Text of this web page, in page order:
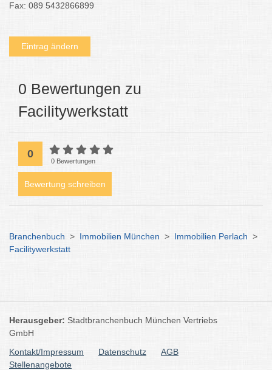
Fax: 089 5432866899
Eintrag ändern
0 Bewertungen zu
Facilitywerkstatt
0
0 Bewertungen
Bewertung schreiben
Branchenbuch > Immobilien München > Immobilien Perlach >
Facilitywerkstatt
Herausgeber: Stadtbranchenbuch München Vertriebs
GmbH
Kontakt/Impressum
Datenschutz
AGB
Stellenangebote